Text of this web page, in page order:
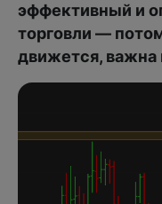
эффективный и
торговли —
движется, важна